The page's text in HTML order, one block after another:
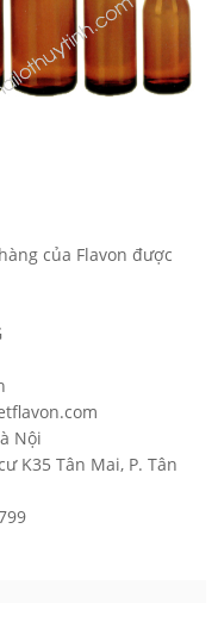
của Flavon được
Nội
K35 Tân Mai, P. Tân